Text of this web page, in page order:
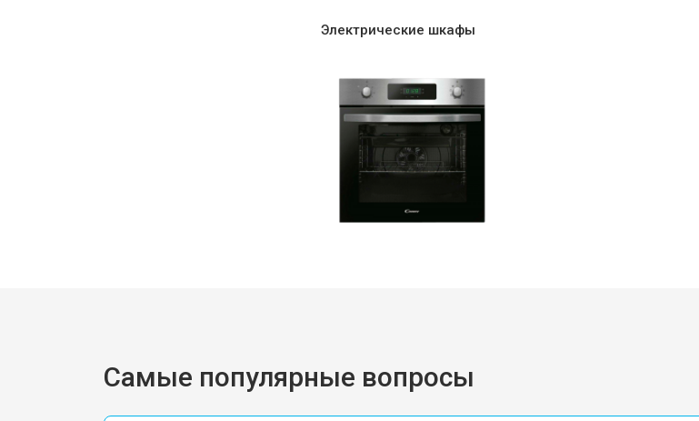
Электрические шкафы
Самые популярные вопросы